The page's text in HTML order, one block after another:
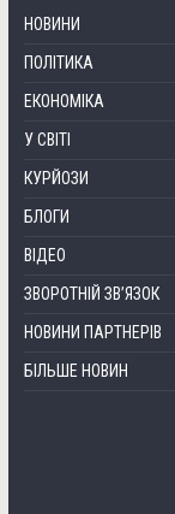
НОВИНИ
ПОЛІТИКА
ЕКОНОМІКА
У СВІТІ
КУРЙОЗИ
БЛОГИ
ВІДЕО
ЗВОРОТНІЙ ЗВ’ЯЗОК
НОВИНИ ПАРТНЕРІВ
БІЛЬШЕ НОВИН